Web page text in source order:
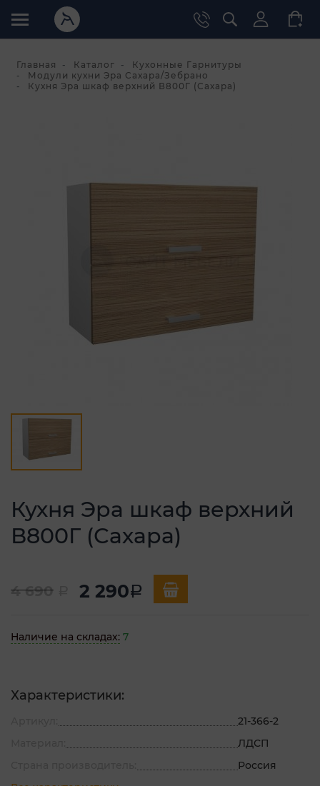
Главная Каталог
Кухонные Гарнитуры
Модули кухни Эра Сахара/Зебрано
Кухня Эра шкаф верхний В800Г (Сахара)
Кухня Эра шкаф верхний
В800Г (Сахара)
4 690 2 290a
Наличие на складах: 7
Характеристики:
21-366-2
ЛДСП
Россия